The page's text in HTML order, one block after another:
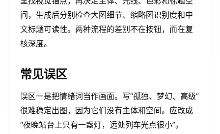
间，生成后分别检查大图细节、缩略图识别度和中
文标题可读性。两种流程的差别不在按钮，而在复
核深度。
常见误区
误区一是把情绪词当作画面。写“孤独、梦幻、高级”
很难稳定出图，因为它们没有主体和空间。应改成
“夜晚站台上只有一盏灯，远处列车光点很小”。